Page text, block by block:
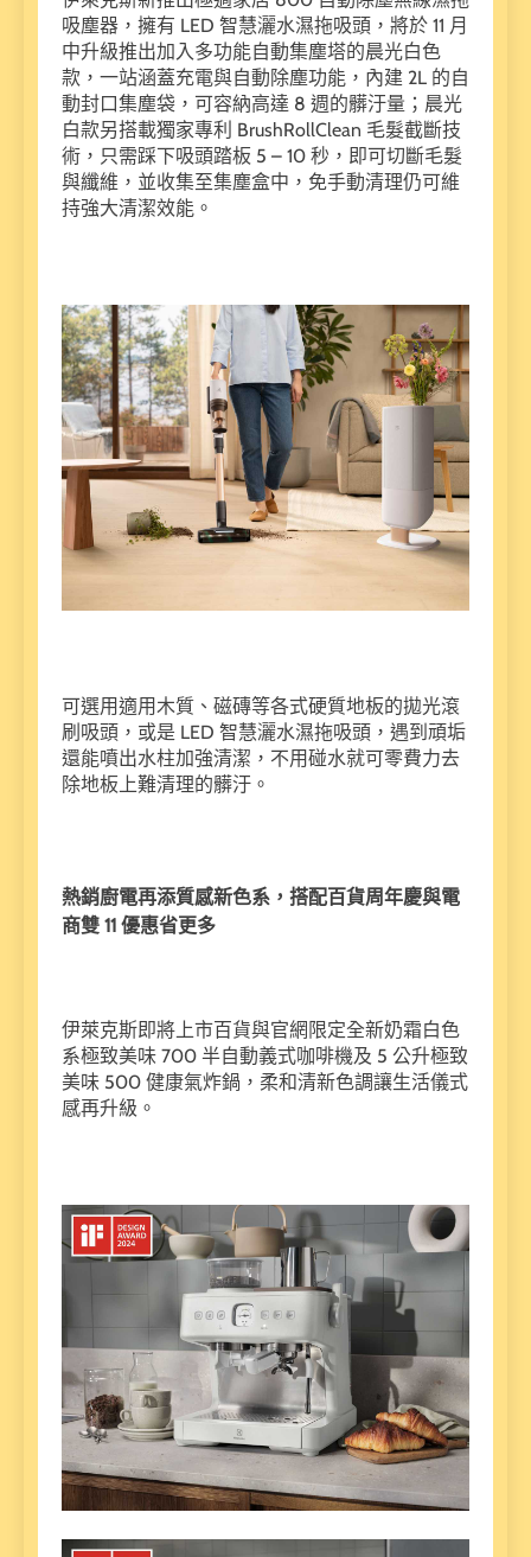
吸塵器，擁有 LED 智慧灑水濕拖吸頭，將於 11 月
中升級推出加入多功能自動集塵塔的晨光白色
款，一站涵蓋充電與自動除塵功能，內建 2L 的自
動封口集塵袋，可容納高達 8 週的髒汙量；晨光
白款另搭載獨家專利 BrushRollClean 毛髮截斷技
術，只需踩下吸頭踏板 5 – 10 秒，即可切斷毛髮
與纖維，並收集至集塵盒中，免手動清理仍可維
持強大清潔效能。
可選用適用木質、磁磚等各式硬質地板的拋光滾
刷吸頭，或是 LED 智慧灑水濕拖吸頭，遇到頑垢
還能噴出水柱加強清潔，不用碰水就可零費力去
除地板上難清理的髒汙。
熱銷廚電再添質感新色系，搭配百貨周年慶與電
商雙 11 優惠省更多
伊萊克斯即將上市百貨與官網限定全新奶霜白色
系極致美味 700 半自動義式咖啡機及 5 公升極致
美味 500 健康氣炸鍋，柔和清新色調讓生活儀式
感再升級。